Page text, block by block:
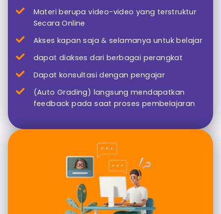
Materi berupa video-video yang terstruktur
Secara Online
Akses kapan saja & selamanya untuk belajar
dapat diakses dari berbagai perangkat
Dapat konsultasi dengan pengajar
(Auto Grading) langsung mendapatkan
feedback pada saat proses pembelajaran